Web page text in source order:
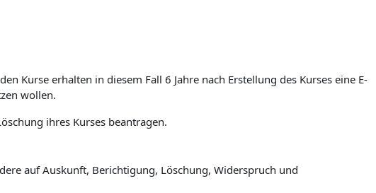
Kurse erhalten in diesem Fall 6 Jahre nach Erstellung des Kurses eine E-
wollen.
ihres Kurses beantragen.
auf Auskunft, Berichtigung, Löschung, Widerspruch und